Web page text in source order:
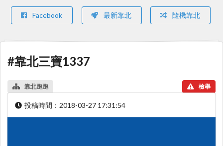
Facebook 最新靠北 隨機靠北
#靠北三寶1337
靠北跑跑 檢舉
投稿時間： 2018-03-27 17:31:54